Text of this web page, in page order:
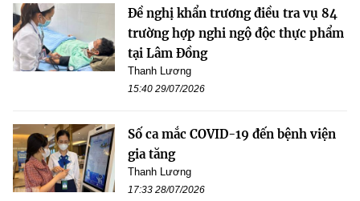
Đề nghị khẩn trương điều tra vụ 84
trường hợp nghi ngộ độc thực phẩm
tại Lâm Đồng
Thanh Lương
15:40 29/07/2026
Số ca mắc COVID-19 đến bệnh viện
gia tăng
Thanh Lương
17:33 28/07/2026